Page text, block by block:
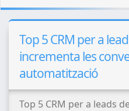
Top 5 CRM per a
incrementa les
automatització
Top 5 CRM per a leads